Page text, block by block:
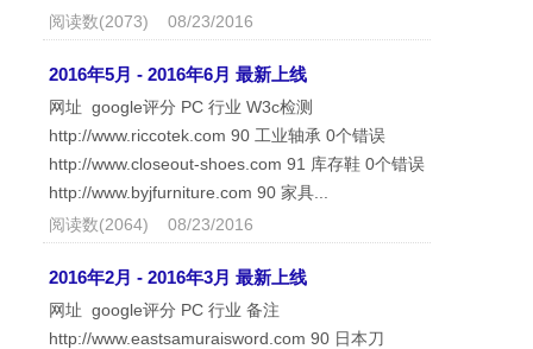
阅读数(2073) 08/23/2016
2016年5月 - 2016年6月 最新上线
网址 google评分 PC 行业 W3c检测
http://www.riccotek.com 90 工业轴承 0个错误
http://www.closeout-shoes.com 91 库存鞋 0个错误
http://www.byjfurniture.com 90 家具...
阅读数(2064) 08/23/2016
2016年2月 - 2016年3月 最新上线
网址 google评分 PC 行业 备注
http://www.eastsamuraisword.com 90 日本刀